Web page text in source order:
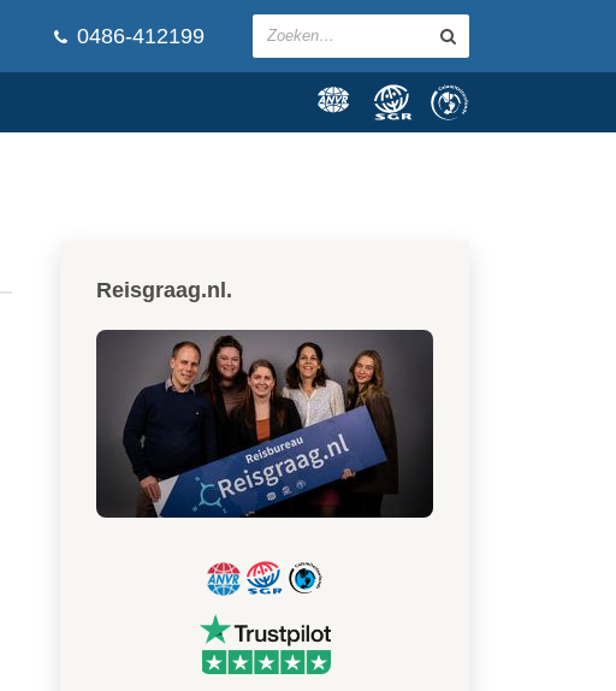
0486-412199
Reisgraag.nl.